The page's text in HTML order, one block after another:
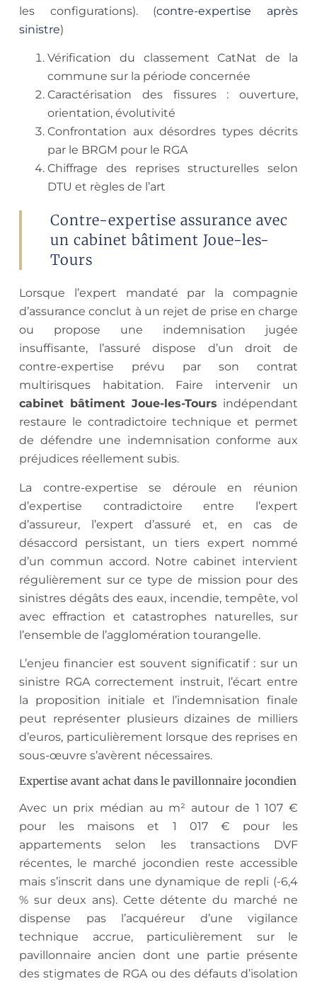
les configurations). (contre-expertise après
sinistre)
Vérification du classement CatNat de la
commune sur la période concernée
Caractérisation des fissures : ouverture,
orientation, évolutivité
Confrontation aux désordres types décrits
par le BRGM pour le RGA
Chiffrage des reprises structurelles selon
DTU et règles de l’art
Contre-expertise assurance avec
un cabinet bâtiment Joue-les-
Tours
Lorsque l’expert mandaté par la compagnie
d’assurance conclut à un rejet de prise en charge
ou propose une indemnisation jugée
insuffisante, l’assuré dispose d’un droit de
contre-expertise prévu par son contrat
multirisques habitation. Faire intervenir un
cabinet bâtiment Joue-les-Tours indépendant
restaure le contradictoire technique et permet
de défendre une indemnisation conforme aux
préjudices réellement subis.
La contre-expertise se déroule en réunion
d’expertise contradictoire entre l’expert
d’assureur, l’expert d’assuré et, en cas de
désaccord persistant, un tiers expert nommé
d’un commun accord. Notre cabinet intervient
régulièrement sur ce type de mission pour des
sinistres dégâts des eaux, incendie, tempête, vol
avec effraction et catastrophes naturelles, sur
l’ensemble de l’agglomération tourangelle.
L’enjeu financier est souvent significatif : sur un
sinistre RGA correctement instruit, l’écart entre
la proposition initiale et l’indemnisation finale
peut représenter plusieurs dizaines de milliers
d’euros, particulièrement lorsque des reprises en
sous-œuvre s’avèrent nécessaires.
Expertise avant achat dans le pavillonnaire jocondien
Avec un prix médian au m² autour de 1 107 €
pour les maisons et 1 017 € pour les
appartements selon les transactions DVF
récentes, le marché jocondien reste accessible
mais s’inscrit dans une dynamique de repli (-6,4
% sur deux ans). Cette détente du marché ne
dispense pas l’acquéreur d’une vigilance
technique accrue, particulièrement sur le
pavillonnaire ancien dont une partie présente
des stigmates de RGA ou des défauts d’isolation